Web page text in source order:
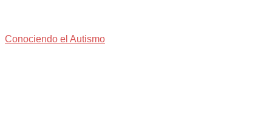
Conociendo el Autismo